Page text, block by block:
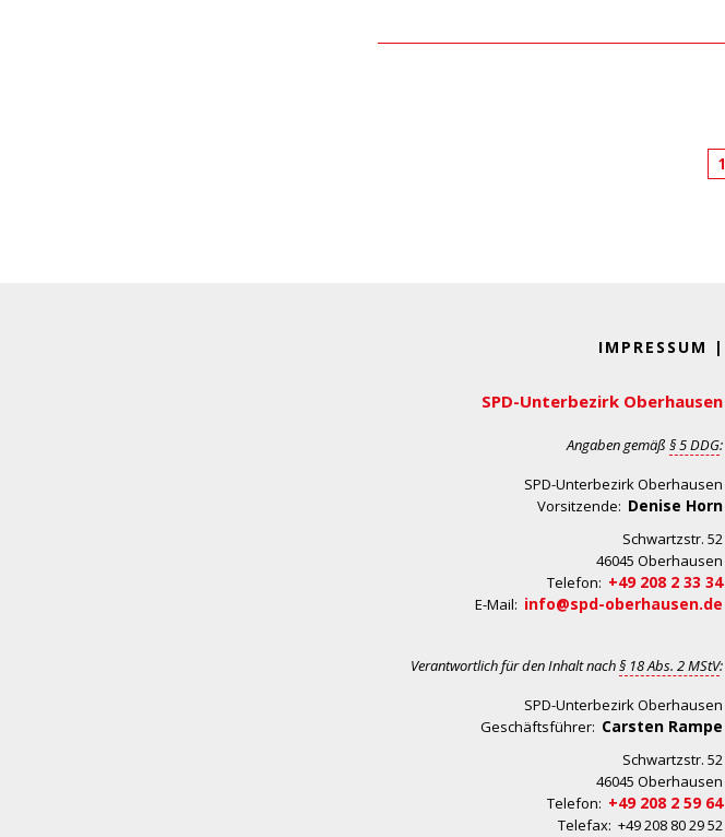
1
IMPRESSUM |
SPD-Unterbezirk Oberhausen
Angaben gemäß § 5 DDG:
SPD-Unterbezirk Oberhausen
Vorsitzende: Denise Horn
Schwartzstr. 52
46045 Oberhausen
Telefon: +49 208 2 33 34
E-Mail: info@spd-oberhausen.de
Verantwortlich für den Inhalt nach§ 18 Abs. 2 MStV:
SPD-Unterbezirk Oberhausen
Geschäftsführer: Carsten Rampe
Schwartzstr. 52
46045 Oberhausen
Telefon: +49 208 2 59 64
Telefax: +49 208 80 29 52